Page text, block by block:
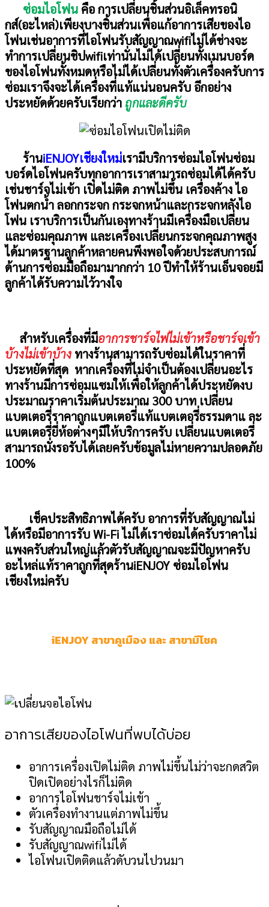
ซ่อมไอโฟน คือ การเปลี่ยนชิ้นส่วนอิเล็คทรอนิ
กส์(อะไหล่)เพียงบางชิ้นส่วนเพื่อแก้อาการเสียของไอ
โฟนเช่นอาการที่ไอโฟนรับสัญญาณwifiไม่ได้ช่างจะ
ทำการเปลี่ยนชิปwifiเท่านั่นไม่ได้เปลี่ยนทั้งเมนบอร์ด
ของไอโฟนทั้งหมดหรือไม่ได้เปลี่ยนทั้งตัวเครื่องครับการ
ซ่อมเราจึงจะได้เครื่องที่แท้แน่นอนครับ อีกอย่าง
ประหยัดด้วยครับเรียกว่า ถูกและดีครับ
ร้านiENJOYเชียงใหม่เรามีบริการซ่อมไอโฟนซ่อม
บอร์ดไอโฟนครับทุกอาการเราสามารถซ่อมได้ได้ครับ
เช่นชาร์จไม่เข้า เปิดไม่ติด ภาพไม่ขึ้น เครื่องค้าง ไอ
โฟนตกน้ำ ลอกกระจก กระจกหน้าและกระจกหลังไอ
โฟน เราบริการเป็นกันเองทางร้านมีเครื่องมือเปลี่ยน
และซ่อมคุณภาพ และเครื่องเปลี่ยนกระจกคุณภาพสูง
ได้มาตรฐานลูกค้าหลายคนพึงพอใจด้วยประสบการณ์
ด้านการซ่อมมือถือมามากกว่า 10ปีทำให้ร้านเอ็นจอยมี
ลูกค้าได้รับความไว้วางใจ
สำหรับเครื่องที่มีอาการชาร์จไฟไม่เข้าหรือชาร์จเข้า
บ้างไม่เข้าบ้าง ทางร้านสามารถรับซ่อมได้ในราคาที่
ประหยัดที่สุด หากเครื่องที่ไม่จำเป็นต้องเปลี่ยนอะไร
ทางร้านมีการซ่อมแซมให้เพื่อให้ลูกค้าได้ประหยัดงบ
ประมาณราคาเริ่มต้นประมาณ 300บาท เปลี่ยน
แบตเตอรี่ราคาถูกแบตเตอรี่แท้แบตเตอรี่ธรรมดาและ
แบตเตอรี่ยี่ห้อต่างๆมีให้บริการครับ เปลี่ยนแบตเตอรี่
สามารถนั่งรอรับได้เลยครับข้อมูลไม่หายความปลอดภัย
100%
เช็คประสิทธิภาพได้ครับ อาการที่รับสัญญาณไม่
ได้หรือมีอาการรับWi-Fiไม่ได้เราซ่อมได้ครับราคาไม่
แพงครับส่วนใหญ่แล้วตัวรับสัญญาณจะมีปัญหาครับ
อะไหล่แท้ราคาถูกที่สุดร้านiENJOY ซ่อมไอโฟน
เชียงใหม่ครับ
iENJOY สาขาคูเมือง และ สาขามีโชค
อาการเสียของไอโฟนที่พบได้บ่อย
อาการเครื่องเปิดไม่ติด ภาพไม่ขึ้นไม่ว่าจะกดสวิต
ปิดเปิดอย่างไรก็ไม่ติด
อาการไอโฟนชาร์จไม่เข้า
ตัวเครื่องทำงานแต่ภาพไม่ขึ้น
รับสัญญาณมือถือไม่ได้
รับสัญญาณwifiไม่ได้
ไอโฟนเปิดติดแล้วดับวนไปวนมา